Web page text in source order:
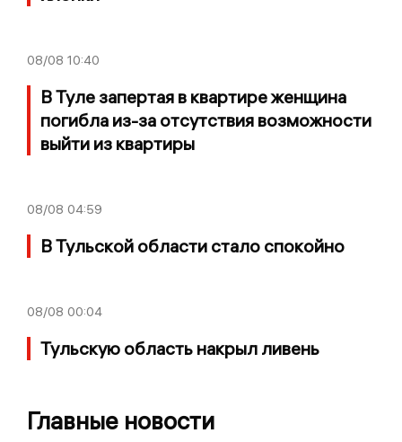
08/08 10:40
В Туле запертая в квартире женщина
погибла из-за отсутствия возможности
выйти из квартиры
08/08 04:59
В Тульской области стало спокойно
08/08 00:04
Тульскую область накрыл ливень
Главные новости